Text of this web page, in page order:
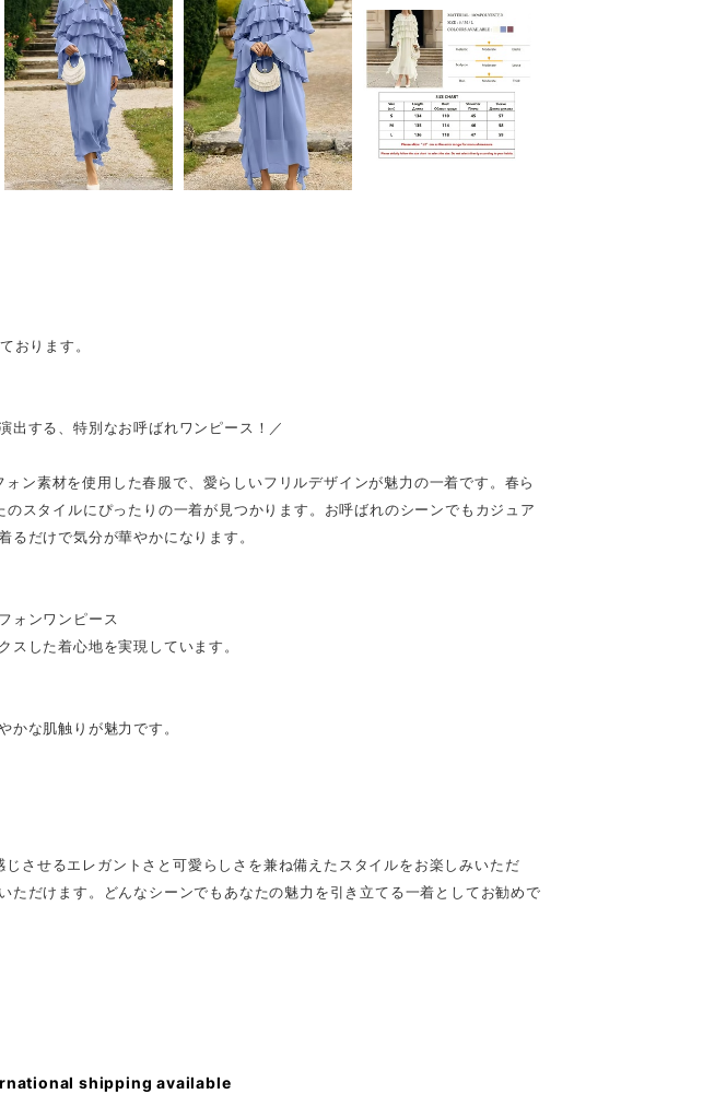
おります。
する、特別なお呼ばれワンピース！／
ン素材を使用した春服で、愛らしいフリルデザインが魅力の一着です。春ら
スタイルにぴったりの一着が見つかります。お呼ばれのシーンでもカジュア
だけで気分が華やかになります。
ォンワンピース
スした着心地を実現しています。
かな肌触りが魅力です。
させるエレガントさと可愛らしさを兼ね備えたスタイルをお楽しみいただ
ただけます。どんなシーンでもあなたの魅力を引き立てる一着としてお勧めで
shipping available